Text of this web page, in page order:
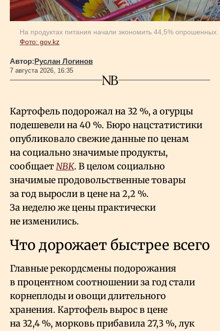
На продуктах питания начали экономить 44,5% опрошенных.
Фото: gov.kz
Автор:Руслан Логинов
7 августа 2026, 16:35
Картофель подорожал на 32 %, а огурцы
подешевели на 40 %. Бюро нацстатистики
опубликовало свежие данные по ценам
на социально значимые продукты,
сообщаетNBK. В целом социально
значимые продовольственные товары
за год выросли в цене на 2,2 %.
За неделю же цены практически
не изменились.
Что дорожает быстрее всего
Главные рекордсмены подорожания
в процентном соотношении за год стали
корнеплоды и овощи длительного
хранения. Картофель вырос в цене
на 32,4 %, морковь прибавила 27,3 %, лук